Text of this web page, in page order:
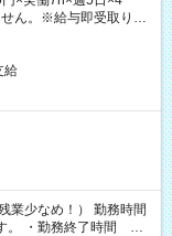
ん。※給与即受取りサ
給
業少なめ！） 勤務時間
。 ・勤務終了時間